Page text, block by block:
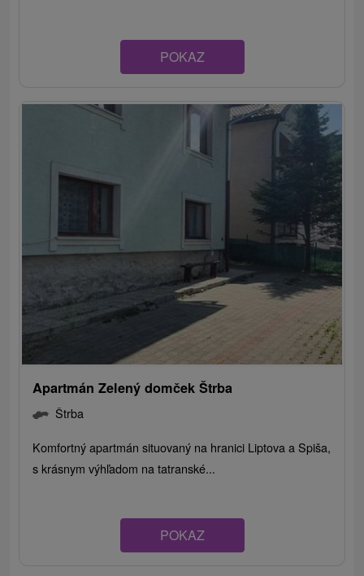
POKAZ
Apartmán Zelený domček Štrba
Štrba
Komfortný apartmán situovaný na hranici Liptova a Spiša,
s krásnym výhľadom na tatranské...
POKAZ